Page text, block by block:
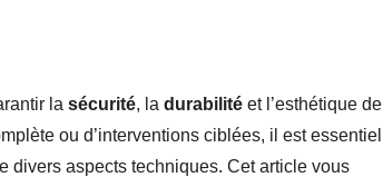
la sécurité, la durabilité et l’esthétique de
ou d’interventions ciblées, il est essentiel
divers aspects techniques. Cet article vous